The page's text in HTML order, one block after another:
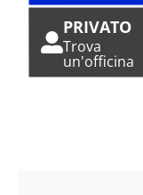
PRIVATO
Trova
un'officina